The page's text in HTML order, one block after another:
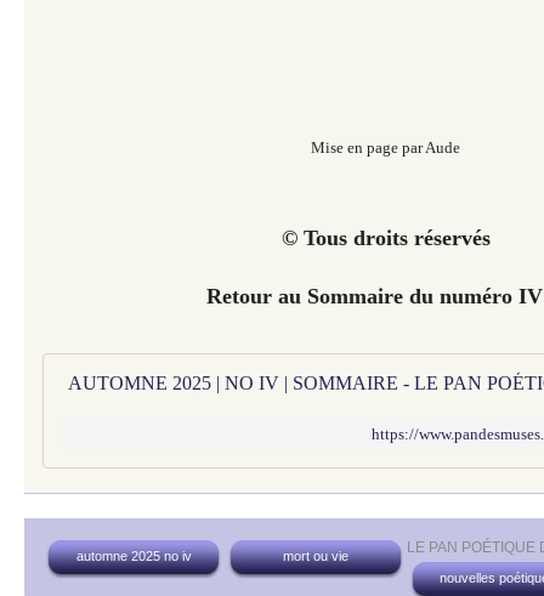
Mise en page par Aude
© Tous droits réservés
Retour au Sommaire du numéro IV
AUTOMNE 2025 | NO IV | SOMMAIRE - LE PAN
https://
LE PAN POÉTIQUE
automne 2025 no iv
mort ou vie
nouvelles